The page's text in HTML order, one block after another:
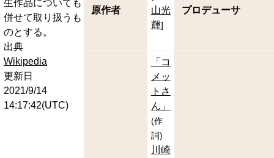
生作品についても
併せて取り扱うも
のとする。
出典
Wikipedia
更新日
2021/9/14
14:17:42(UTC)
原作者
山光
輝]
プロデューサ
「コ
メッ
トさ
ん」
(作
詞 )
川崎